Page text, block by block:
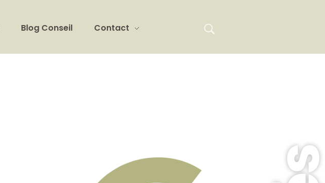
Blog Conseil Contact